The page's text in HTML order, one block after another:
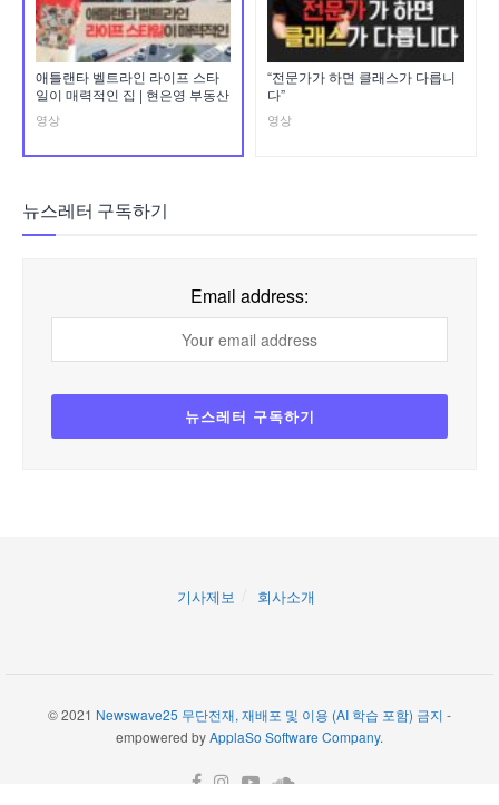
애틀랜타 벨트라인 라이프 스타
일이 매력적인 집 | 현은영 부동산
영상
“전문가가 하면 클래스가 다릅니
다”
영상
뉴스레터 구독하기
Email address:
기사제보 회사소개
© 2021 Newswave25 무단전재, 재배포 및 이용 (AI 학습 포함) 금지 -
empowered byApplaSo Software Company.